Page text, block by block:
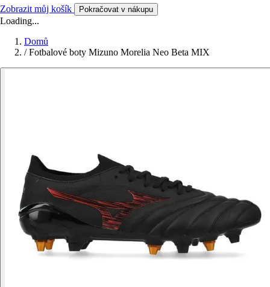
Zobrazit můj košík Pokračovat v nákupu
Loading...
Domů
/ Fotbalové boty Mizuno Morelia Neo Beta MIX